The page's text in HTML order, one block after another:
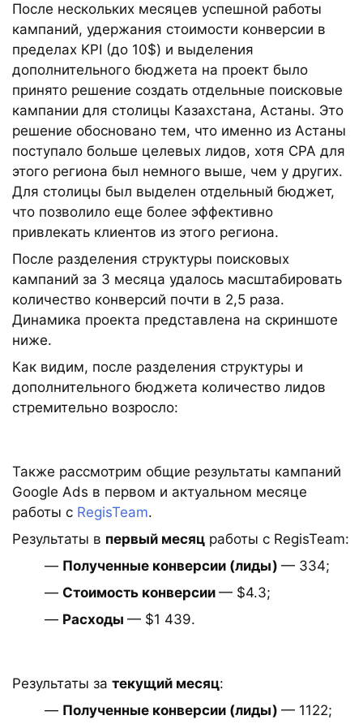
После нескольких месяцев успешной работы
кампаний, удержания стоимости конверсии в
пределах KPI (до 10$) и выделения
дополнительного бюджета на проект было
принято решение создать отдельные поисковые
кампании для столицы Казахстана, Астаны. Это
решение обосновано тем, что именно из Астаны
поступало больше целевых лидов, хотя CPA для
этого региона был немного выше, чем у других.
Для столицы был выделен отдельный бюджет,
что позволило еще более эффективно
привлекать клиентов из этого региона.
После разделения структуры поисковых
кампаний за 3 месяца удалось масштабировать
количество конверсий почти в 2,5 раза.
Динамика проекта представлена ​​на скриншоте
ниже.
Как видим, после разделения структуры и
дополнительного бюджета количество лидов
стремительно возросло:
Также рассмотрим общие результаты кампаний
Google Ads в первом и актуальном месяце
работы с RegisTeam.
Результаты в первый месяц работы с RegisTeam:
— Полученные конверсии (лиды) — 334;
— Стоимость конверсии — $4.3;
— Расходы — $1 439.
Результаты за текущий месяц:
— Полученные конверсии (лиды) — 1122;